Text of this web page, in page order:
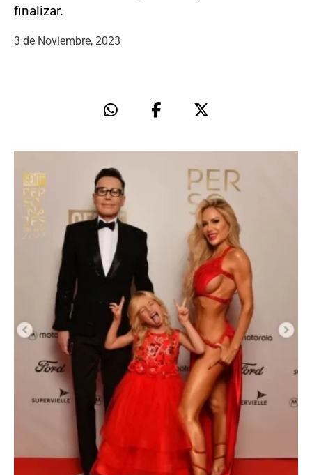
finalizar.
3 de Noviembre, 2023